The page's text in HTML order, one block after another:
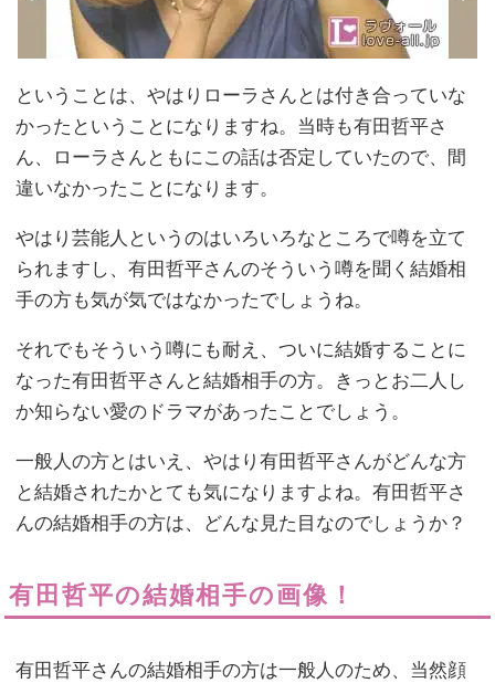
ということは、やはりローラさんとは付き合っていな
かったということになりますね。当時も有田哲平さ
ん、ローラさんともにこの話は否定していたので、間
違いなかったことになります。
やはり芸能人というのはいろいろなところで噂を立て
られますし、有田哲平さんのそういう噂を聞く結婚相
手の方も気が気ではなかったでしょうね。
それでもそういう噂にも耐え、ついに結婚することに
なった有田哲平さんと結婚相手の方。きっとお二人し
か知らない愛のドラマがあったことでしょう。
一般人の方とはいえ、やはり有田哲平さんがどんな方
と結婚されたかとても気になりますよね。有田哲平さ
んの結婚相手の方は、どんな見た目なのでしょうか？
有田哲平の結婚相手の画像！
有田哲平さんの結婚相手の方は一般人のため、当然顔